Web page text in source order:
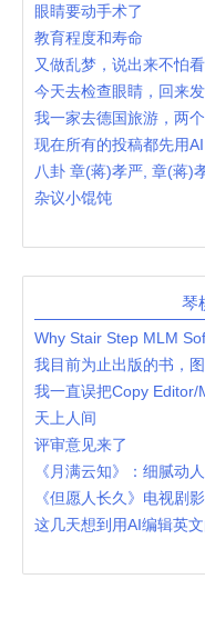
眼睛要动手术了
教育程度和寿命
又做乱梦，说出来不怕
今天去检查眼睛，回来
我一家去德国旅游，两
现在所有的投稿都先用
八卦 章(蒋)孝严, 章(蒋)
杂议小馄饨
琴
我目前为止出版的书，
我一直误把Copy
天上人间
评审意见来了
《月满云知》：细腻动
《但愿人长久》电视剧
这几天想到用AI编辑英